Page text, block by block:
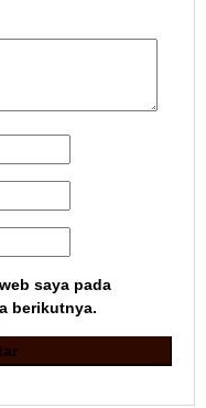
saya pada
berikutnya.